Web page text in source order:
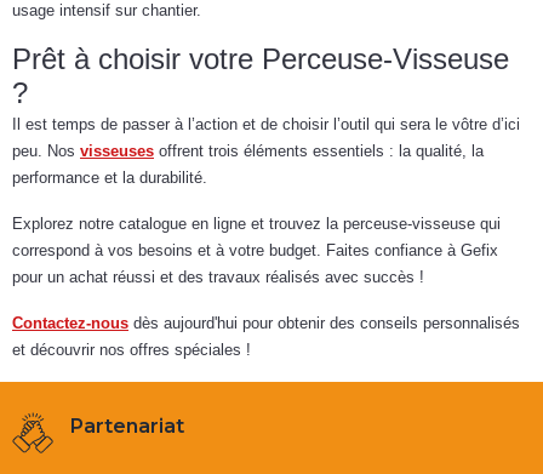
usage intensif sur chantier.
Prêt à choisir votre Perceuse-Visseuse
?
Il est temps de passer à l’action et de choisir l’outil qui sera le vôtre d’ici
peu. Nos visseuses offrent trois éléments essentiels : la qualité, la
performance et la durabilité.
Explorez notre catalogue en ligne et trouvez la perceuse-visseuse qui
correspond à vos besoins et à votre budget. Faites confiance à Gefix
pour un achat réussi et des travaux réalisés avec succès !
Contactez-nous dès aujourd'hui pour obtenir des conseils personnalisés
et découvrir nos offres spéciales !
Partenariat